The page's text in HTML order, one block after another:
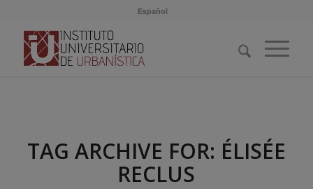
Español
TAG ARCHIVE FOR: ÉLISÉE
RECLUS